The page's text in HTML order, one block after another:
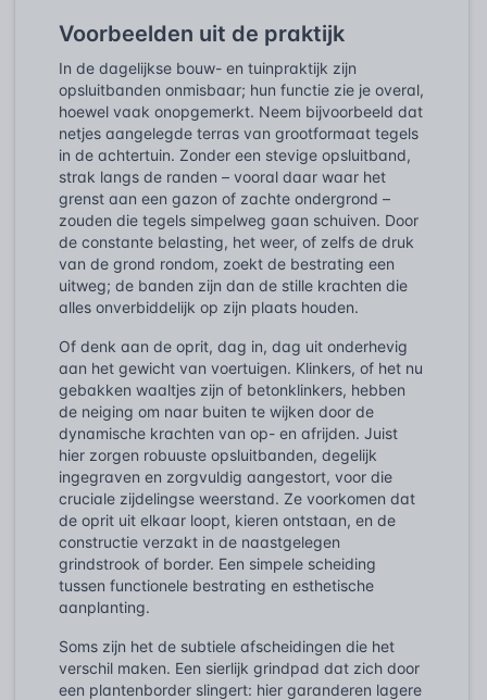
Voorbeelden uit de praktijk
In de dagelijkse bouw- en tuinpraktijk zijn
opsluitbanden onmisbaar; hun functie zie je overal,
hoewel vaak onopgemerkt. Neem bijvoorbeeld dat
netjes aangelegde terras van grootformaat tegels
in de achtertuin. Zonder een stevige opsluitband,
strak langs de randen – vooral daar waar het
grenst aan een gazon of zachte ondergrond –
zouden die tegels simpelweg gaan schuiven. Door
de constante belasting, het weer, of zelfs de druk
van de grond rondom, zoekt de bestrating een
uitweg; de banden zijn dan de stille krachten die
alles onverbiddelijk op zijn plaats houden.
Of denk aan de oprit, dag in, dag uit onderhevig
aan het gewicht van voertuigen. Klinkers, of het nu
gebakken waaltjes zijn of betonklinkers, hebben
de neiging om naar buiten te wijken door de
dynamische krachten van op- en afrijden. Juist
hier zorgen robuuste opsluitbanden, degelijk
ingegraven en zorgvuldig aangestort, voor die
cruciale zijdelingse weerstand. Ze voorkomen dat
de oprit uit elkaar loopt, kieren ontstaan, en de
constructie verzakt in de naastgelegen
grindstrook of border. Een simpele scheiding
tussen functionele bestrating en esthetische
aanplanting.
Soms zijn het de subtiele afscheidingen die het
verschil maken. Een sierlijk grindpad dat zich door
een plantenborder slingert: hier garanderen lagere